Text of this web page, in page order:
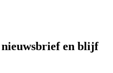
en blijf